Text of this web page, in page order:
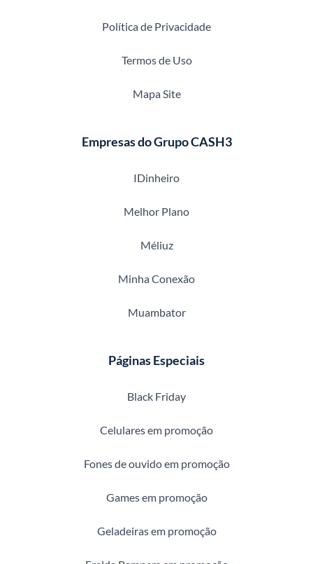
Política de Privacidade
Termos de Uso
Mapa Site
Empresas do Grupo CASH3
IDinheiro
Melhor Plano
Méliuz
Minha Conexão
Muambator
Páginas Especiais
Black Friday
Celulares em promoção
Fones de ouvido em promoção
Games em promoção
Geladeiras em promoção